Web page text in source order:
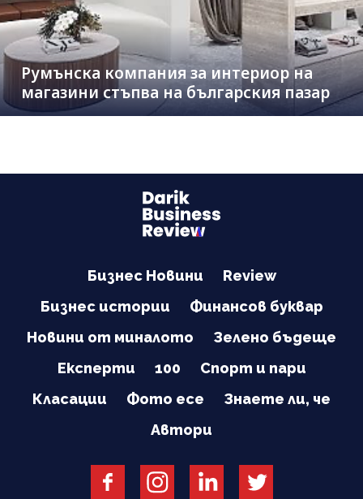
Румънска компания за интериор на
магазини стъпва на българския пазар
Бизнес Новини
Review
Бизнес истории
Финансов буквар
Новини от миналото
Зелено бъдеще
Експерти
100
Спорт и пари
Класации
Фото есе
Знаете ли, че
Автори